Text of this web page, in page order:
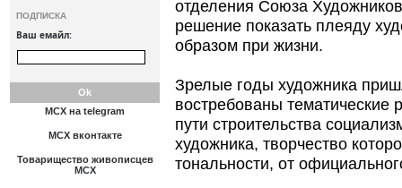
ПОДПИСКА
Ваш емайл:
МСХ на telegram
МСХ вконтакте
Товарищество живописцев
МСХ
отделения Союза
решение показать плеяду
образом при жизни.
Зрелые годы художника
востребованы
пути строительства
художника, творчество
тональности, от